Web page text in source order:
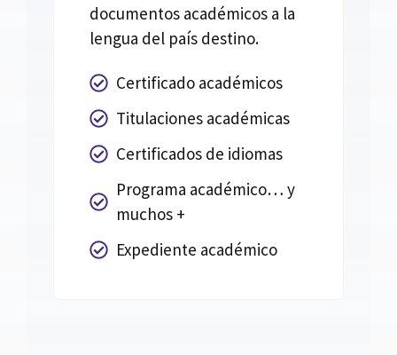
documentos académicos a la
lengua del país destino.
Certificado académicos
Titulaciones académicas
Certificados de idiomas
Programa académico… y
muchos +
Expediente académico